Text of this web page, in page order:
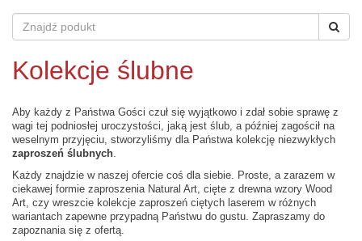
Kolekcje ślubne
Aby każdy z Państwa Gości czuł się wyjątkowo i zdał sobie sprawę z
wagi tej podniosłej uroczystości, jaką jest ślub, a później zagościł na
weselnym przyjęciu, stworzyliśmy dla Państwa kolekcję niezwykłych
zaproszeń ślubnych
Każdy znajdzie w naszej ofercie coś dla siebie. Proste, a zarazem w
ciekawej formie zaproszenia Natural Art, cięte z drewna wzory Wood
Art, czy wreszcie kolekcje zaproszeń ciętych laserem w różnych
wariantach zapewne przypadną Państwu do gustu. Zapraszamy do
zapoznania się z ofertą.